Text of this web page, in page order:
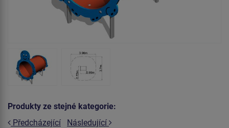
Produkty ze stejné kategorie:
Předcházející
Následující